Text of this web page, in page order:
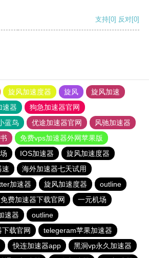
支持[0] 反对[0]
旋风加速度器 旋风
旋风加速
速器
狗急加速器官网
蓝鸟 优途加速器官网
风驰加速器
免费vps加速器外网苹果版
IOS加速器
旋风加速度器
速
海外加速器七天试用
加速器 旋风加速度器
outline
费加速器下载官网
一元机场
速器
outline
载官网
telegeram苹果加速器
快连加速器app
黑洞vp永久加速器